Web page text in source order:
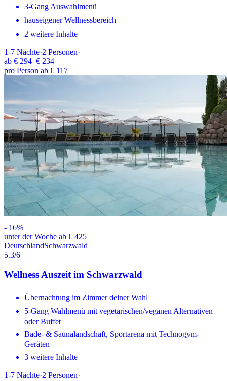
3-Gang Auswahlmenü
hauseigener Wellnessbereich
2 weitere Inhalte
1-7 Nächte·2 Personen·
ab € 294 € 234
pro Person ab € 117
- 16%
unter der Woche ab € 425
DeutschlandSchwarzwald
5.3/6
Wellness Auszeit im Schwarzwald
Übernachtung im Zimmer deiner Wahl
5-Gang Wahlmenü mit vegetarischen/veganen Alternativen
oder Buffet
Bade- & Saunalandschaft, Sportarena mit Technogym-
Geräten
3 weitere Inhalte
1-7 Nächte·2 Personen·